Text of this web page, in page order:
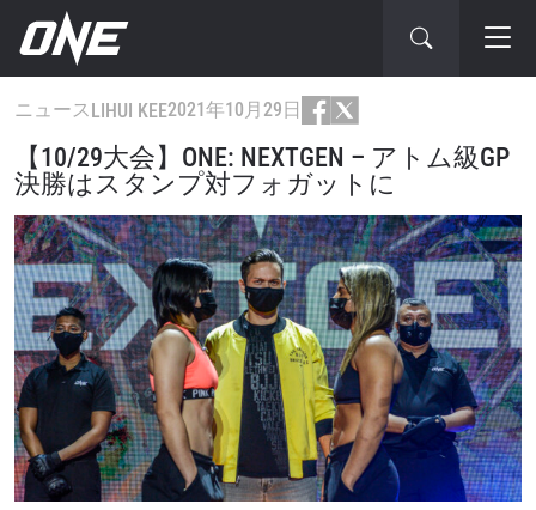
ニュース LIHUI KEE2021年10月29日
【10/29大会】ONE: NEXTGEN – アトム級GP
決勝はスタンプ対フォガットに